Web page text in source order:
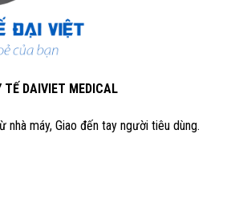
TẾ DAIVIET MEDICAL
máy, Giao đến tay người tiêu dùng.